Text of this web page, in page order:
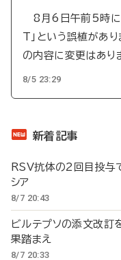
8月6日午前5時に
T」という誤植があり
の内容に変更はあり
8/5 23:29
新着記事
RSV抗体の2回目投
シア
8/7 20:43
ビルテプソの添文改
果踏まえ
8/7 20:33